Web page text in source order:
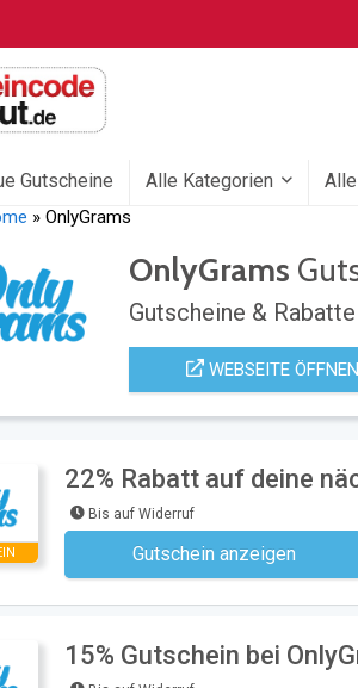
Gutscheine Alle Kategorien
»OnlyGrams
OnlyGrams
Gutscheine &
WEBSEITE ÖFFNEN
22% Rabatt auf deine
Bis auf Widerruf
Gutschein anzeigen
Kein Code notwendig
15% Gutschein bei